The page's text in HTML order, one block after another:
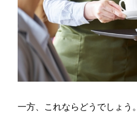
一方、これならどうでしょう。